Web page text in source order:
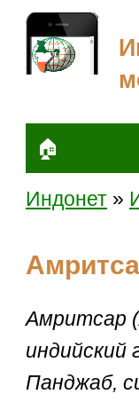
🏠
Индонет »
Амритсар
Панджаб,